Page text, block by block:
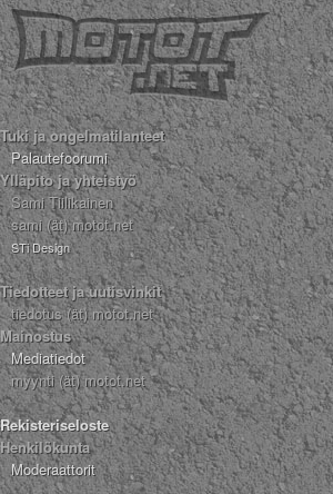
Tuki ja ongelmatilanteet
Palautefoorumi
Ylläpito ja yhteistyö
Sami Tiilikainen
sami (ät) motot.net
STi Design
Tiedotteet ja uutisvinkit
tiedotus (ät) motot.net
Mainostus
Mediatiedot
myynti (ät) motot.net
Rekisteriseloste
Henkilökunta
Moderaattorit